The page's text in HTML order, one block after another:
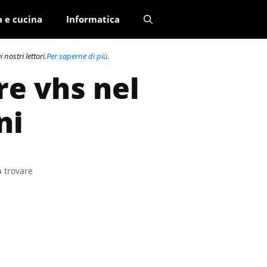
e cucina Informatica
nostri lettori.Per saperne di più.
vhs nel
trovare